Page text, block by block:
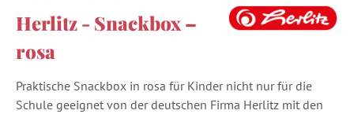
Herlitz - Snackbox –
rosa
Praktische Snackbox in rosa für Kinder nicht nur für die
Schule geeignet von der deutschen Firma Herlitz mit den